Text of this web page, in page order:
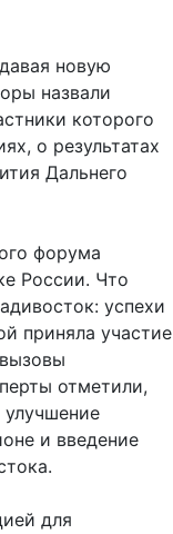
новую
назвали
которого
о результатах
Дальнего
форума
России. Что
успехи
приняла участие
отметили,
улучшение
и введение
для